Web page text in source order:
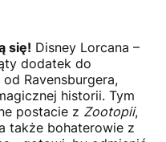
się! Disney Lorcana –
dodatek do
Ravensburgera,
historii. Tym
postacie z Zootopii,
także bohaterowie z